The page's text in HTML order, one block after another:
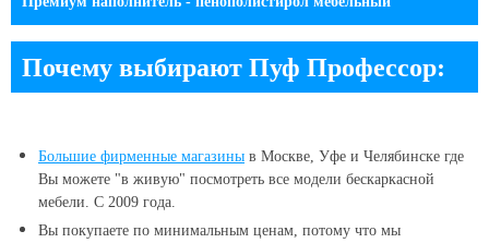
Почему выбирают Пуф Профессор:
Большие фирменные магазины в Москве, Уфе и Челябинске где
Вы можете "в живую" посмотреть все модели бескаркасной
мебели. С 2009 года.
Вы покупаете по минимальным ценам, потому что мы